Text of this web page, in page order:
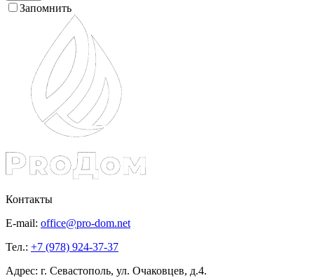
Запомнить
Контакты
E-mail: office@pro-dom.net
Тел.: +7 (978) 924-37-37
Адрес: г. Севастополь, ул. Очаковцев, д.4.